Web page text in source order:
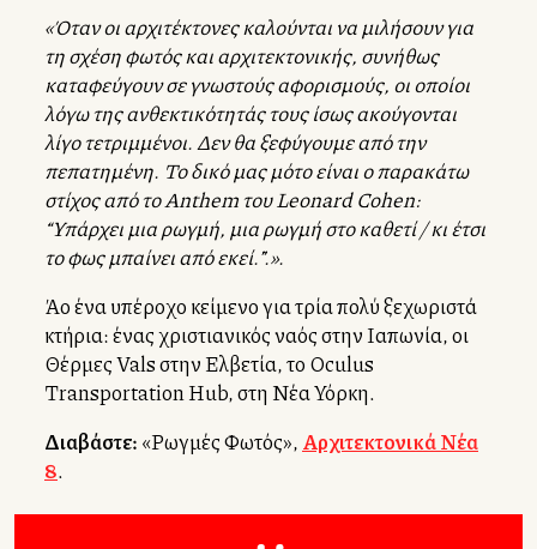
«Όταν οι αρχιτέκτονες καλούνται να μιλήσουν για
τη σχέση φωτός και αρχιτεκτονικής, συνήθως
καταφεύγουν σε γνωστούς αφορισμούς, οι οποίοι
λόγω της ανθεκτικότητάς τους ίσως ακούγονται
λίγο τετριμμένοι. Δεν θα ξεφύγουμε από την
πεπατημένη. Το δικό μας μότο είναι ο παρακάτω
στίχος από το Anthem του Leonard Cohen:
“Υπάρχει μια ρωγμή, μια ρωγμή στο καθετί / κι έτσι
το φως μπαίνει από εκεί.”.».
Άλλο ένα υπέροχο κείμενο για τρία πολύ ξεχωριστά
κτήρια: ένας χριστιανικός ναός στην Ιαπωνία, οι
Θέρμες Vals στην Ελβετία, το Oculus
Transportation Hub, στη Νέα Υόρκη.
Διαβάστε: «Ρωγμές Φωτός», Αρχιτεκτονικά Νέα
8.